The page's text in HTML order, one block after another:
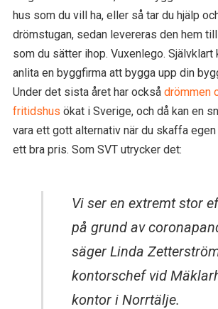
hus som du vill ha, eller så tar du hjälp
drömstugan, sedan levereras den hem
som du sätter ihop. Vuxenlego. Självklart
anlita en byggfirma att bygga upp din
Under det sista året har också drömmen
fritidshus ökat i Sverige, och då kan en
vara ett gott alternativ när du skaffa
ett bra pris. Som SVT utrycker det:
Vi ser en extremt stor
på grund av
säger Linda
kontorschef vid
kontor i Norrtälje.